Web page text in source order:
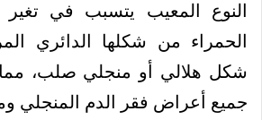
النوع المعيب يتسبب في
الحمراء من شكلها الدائري
شكل هلالي أو منجلي صلب،
جميع أعراض فقر الدم المنجلي